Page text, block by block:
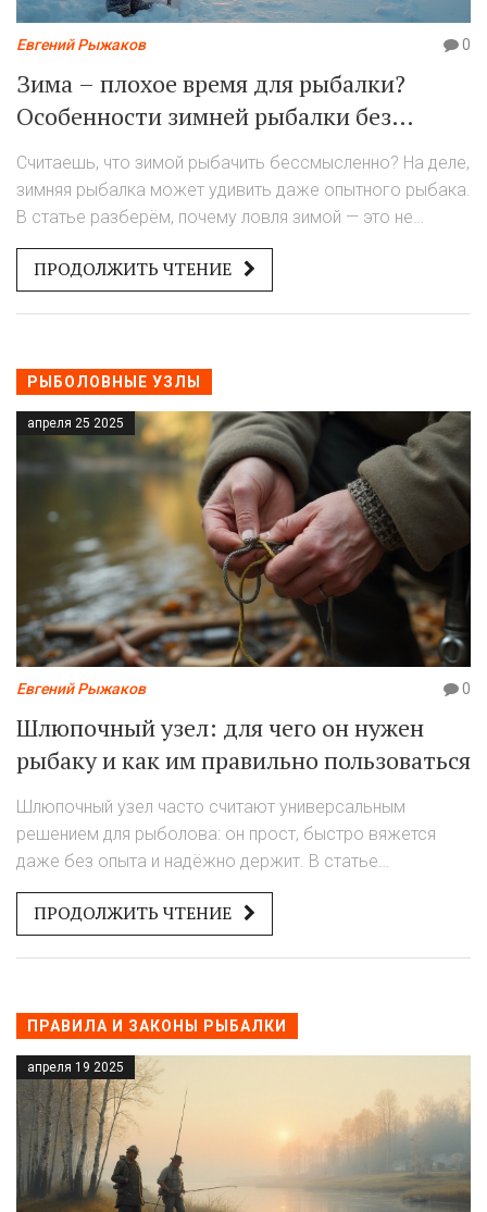
Евгений Рыжаков 0
Зима – плохое время для рыбалки?
Особенности зимней рыбалки без
иллюзий
Считаешь, что зимой рыбачить бессмысленно? На деле,
зимняя рыбалка может удивить даже опытного рыбака.
В статье разберём, почему ловля зимой — это не
только испытание на выносливость, но и шанс поймать
трофей. Расскажем, что работает в холодное время
ПРОДОЛЖИТЬ ЧТЕНИЕ
РЫБОЛОВНЫЕ УЗЛЫ
апреля 25 2025
Евгений Рыжаков 0
Шлюпочный узел: для чего он нужен
рыбаку и как им правильно пользоваться
Шлюпочный узел часто считают универсальным
решением для рыболова: он прост, быстро вяжется
даже без опыта и надёжно держит. В статье
разберёмся, зачем он реально нужен, где его
правильно применять, а где лучше выбрать другой
теории и сложных терминов. В конце вы узнаете
несколько хитростей для уверенного применения этого
узла на рыбалке.
ПРОДОЛЖИТЬ ЧТЕНИЕ
ПРАВИЛА И ЗАКОНЫ РЫБАЛКИ
апреля 19 2025